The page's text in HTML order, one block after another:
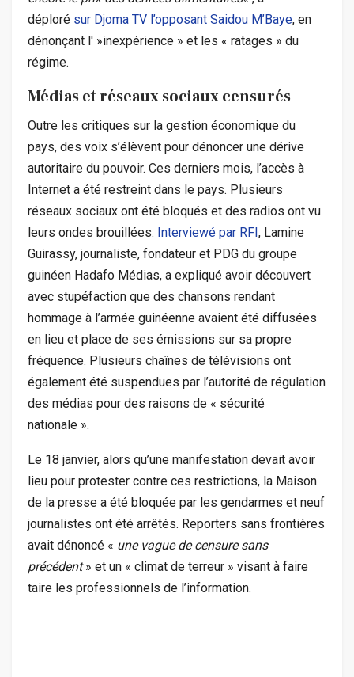
déploré sur Djoma TV l’opposant Saidou M’Baye, en
dénonçant l' »inexpérience » et les « ratages » du
régime.
Médias et réseaux sociaux censurés
Outre les critiques sur la gestion économique du
pays, des voix s’élèvent pour dénoncer une dérive
autoritaire du pouvoir. Ces derniers mois, l’accès à
Internet a été restreint dans le pays. Plusieurs
réseaux sociaux ont été bloqués et des radios ont vu
leurs ondes brouillées. Interviewé par RFI , Lamine
Guirassy, journaliste, fondateur et PDG du groupe
guinéen Hadafo Médias, a expliqué avoir découvert
avec stupéfaction que des chansons rendant
hommage à l’armée guinéenne avaient été diffusées
en lieu et place de ses émissions sur sa propre
fréquence. Plusieurs chaînes de télévisions ont
également été suspendues par l’autorité de régulation
des médias pour des raisons de « sécurité
nationale ».
Le 18 janvier, alors qu’une manifestation devait avoir
lieu pour protester contre ces restrictions, la Maison
de la presse a été bloquée par les gendarmes et neuf
journalistes ont été arrêtés. Reporters sans frontières
avait dénoncé « une vague de censure sans
précédent» et un « climat de terreur » visant à faire
taire les professionnels de l’information.